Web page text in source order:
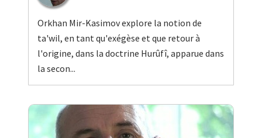
Orkhan Mir-Kasimov explore la notion de
ta'wil, en tant qu'exégèse et que retour à
l'origine, dans la doctrine Hurûfî, apparue dans
la secon...